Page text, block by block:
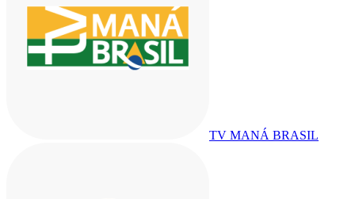
TV MANÁ BRASIL